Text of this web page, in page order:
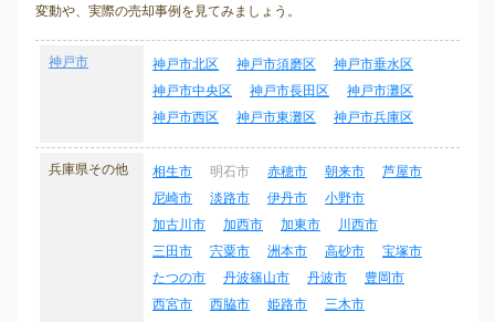
変動や、実際の売却事例を見てみましょう。
神戸市 神戸市北区 神戸市須磨区
神戸市垂水区
神戸市中央区
神戸市長田区
神戸市灘区
神戸市西区
神戸市東灘区 神戸市兵庫区
兵庫県その他 相生市 明石市 赤穂市 朝来市
芦屋市
尼崎市
淡路市 伊丹市
小野市
加古川市
加西市 加東市
川西市
三田市
宍粟市 洲本市 高砂市
宝塚市
たつの市
丹波篠山市 丹波市
豊岡市
西宮市
西脇市 姫路市
三木市